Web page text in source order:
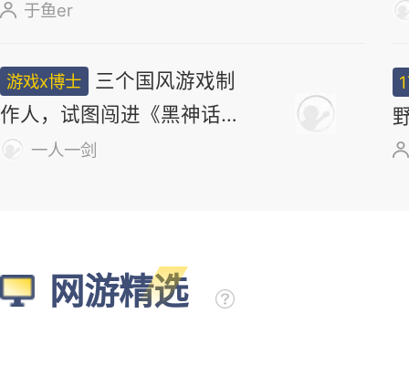
求了，别再做类魂了
于鱼er
游戏x博士
三个国风游戏制
作人，试图闯进《黑神话》
打开的大门
一人一剑
网游精选